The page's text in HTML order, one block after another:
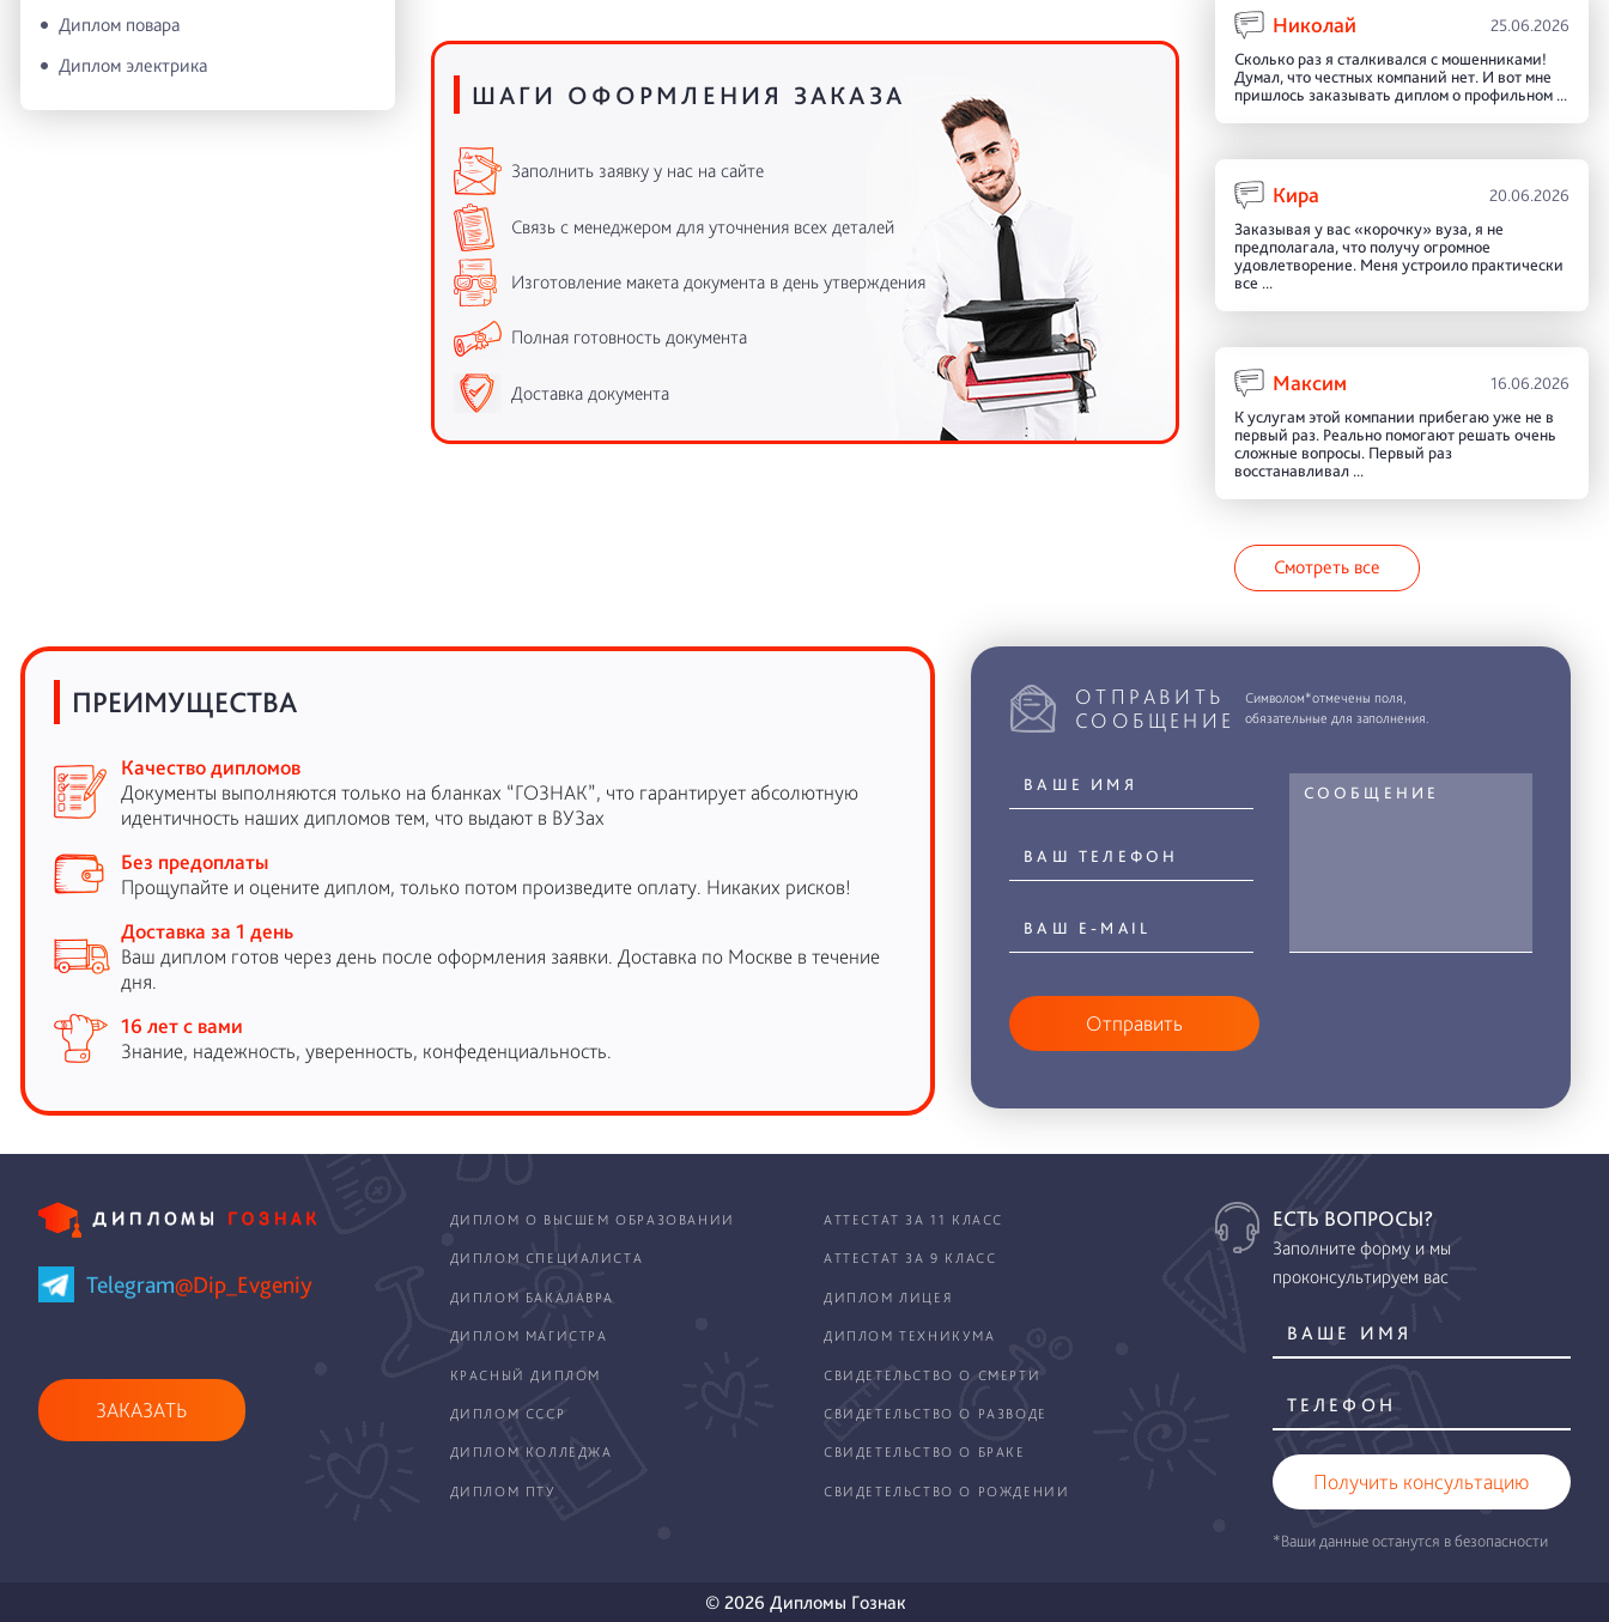
Диплом повара
Диплом электрика
ШАГИ ОФОРМЛЕНИЯ ЗАКАЗА
Заполнить заявку у нас на сайте
Связь с менеджером для уточнения всех деталей
Изготовление макета документа в день утверждения
Полная готовность документа
Доставка документа
Николай 25.06.2026
Сколько раз я сталкивался с мошенниками!
Думал, что честных компаний нет. И вот мне
пришлось заказывать диплом о профильном ...
Кира 20.06.2026
Заказывая у вас «корочку» вуза, я не
предполагала, что получу огромное
удовлетворение. Меня устроило практически
все ...
Максим 16.06.2026
К услугам этой компании прибегаю уже не в
первый раз. Реально помогают решать очень
сложные вопросы. Первый раз
восстанавливал ...
Смотреть все
ПРЕИМУЩЕСТВА
Качество дипломов
Документы выполняются только на бланках “ГОЗНАК”, что гарантирует абсолютную
идентичность наших дипломов тем, что выдают в ВУЗах
Без предоплаты
Прощупайте и оцените диплом, только потом произведите оплату. Никаких рисков!
Доставка за 1 день
Ваш диплом готов через день после оформления заявки. Доставка по Москве в течение
дня.
16 лет с вами
Знание, надежность, уверенность, конфеденциальность.
ОТПРАВИТЬ
СООБЩЕНИЕ
Символом*отмечены поля,
обязательные для заполнения.
Отправить
Telegram@Dip_Evgeniy
ЗАКАЗАТЬ
ДИПЛОМ О ВЫСШЕМ ОБРАЗОВАНИИ АТТЕСТАТ ЗА 11 КЛАСС
ДИПЛОМ СПЕЦИАЛИСТА АТТЕСТАТ ЗА 9 КЛАСС
ДИПЛОМ БАКАЛАВРА ДИПЛОМ ЛИЦЕЯ
ДИПЛОМ МАГИСТРА ДИПЛОМ ТЕХНИКУМА
КРАСНЫЙ ДИПЛОМ СВИДЕТЕЛЬСТВО О СМЕРТИ
ДИПЛОМ СССР СВИДЕТЕЛЬСТВО О РАЗВОДЕ
ДИПЛОМ КОЛЛЕДЖА СВИДЕТЕЛЬСТВО О БРАКЕ
ДИПЛОМ ПТУ СВИДЕТЕЛЬСТВО О РОЖДЕНИИ
ЕСТЬ ВОПРОСЫ?
Заполните форму и мы
проконсультируем вас
Получить консультацию
*Ваши данные останутся в безопасности
© 2026 Дипломы Гознак